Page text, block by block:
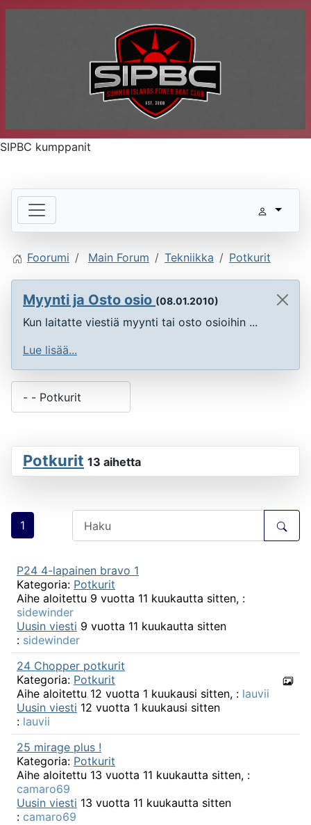
SIPBC kumppanit
Foorumi Main Forum Tekniikka Potkurit
Myynti ja Osto osio (08.01.2010)
Kun laitatte viestiä myynti tai osto osioihin ...
Lue lisää...
Potkurit 13 aihetta
1
P24 4-lapainen bravo 1
Kategoria: Potkurit
Aihe aloitettu 9 vuotta 11 kuukautta sitten, :
sidewinder
Uusin viesti 9 vuotta 11 kuukautta sitten
: sidewinder
24 Chopper potkurit
Kategoria: Potkurit
Aihe aloitettu 12 vuotta 1 kuukausi sitten, : lauvii
Uusin viesti 12 vuotta 1 kuukausi sitten
: lauvii
25 mirage plus !
Kategoria: Potkurit
Aihe aloitettu 13 vuotta 11 kuukautta sitten, :
camaro69
Uusin viesti 13 vuotta 11 kuukautta sitten
: camaro69